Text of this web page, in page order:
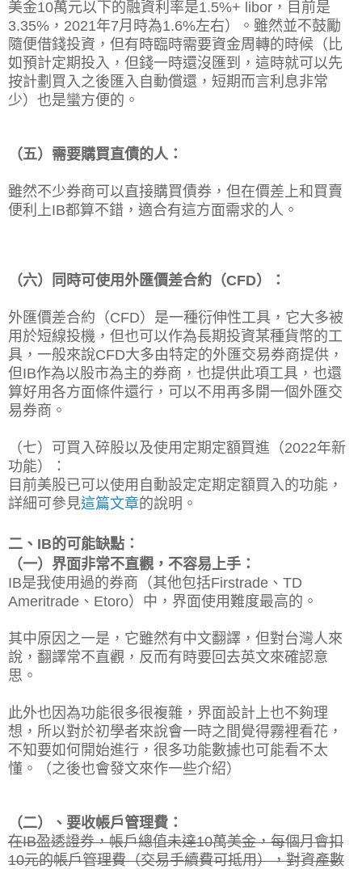
美金10萬元以下的融資利率是1.5%+ libor，目前是
3.35%，2021年7月時為1.6%左右）。雖然並不鼓勵
隨便借錢投資，但有時臨時需要資金周轉的時候（比
如預計定期投入，但錢一時還沒匯到，這時就可以先
按計劃買入之後匯入自動償還，短期而言利息非常
少）也是蠻方便的。
（五）需要購買直債的人：
雖然不少券商可以直接購買債券，但在價差上和買賣
便利上IB都算不錯，適合有這方面需求的人。
（六）同時可使用外匯價差合約（CFD）：
外匯價差合約（CFD）是一種衍伸性工具，它大多被
用於短線投機，但也可以作為長期投資某種貨幣的工
具，一般來說CFD大多由特定的外匯交易券商提供，
但IB作為以股市為主的券商，也提供此項工具，也還
算好用各方面條件還行，可以不用再多開一個外匯交
易券商。
（七）可買入碎股以及使用定期定額買進（2022年新
功能）：
目前美股已可以使用自動設定定期定額買入的功能，
詳細可參見這篇文章的說明。
二、IB的可能缺點：
（一） 界面非常不直觀，不容易上手：
IB是我使用過的券商（其他包括Firstrade、TD
Ameritrade、Etoro）中，界面使用難度最高的。
其中原因之一是，它雖然有中文翻譯，但對台灣人來
說，翻譯常不直觀，反而有時要回去英文來確認意
思。
此外也因為功能很多很複雜，界面設計上也不夠理
想，所以對於初學者來說會一時之間覺得霧裡看花，
不知要如何開始進行，很多功能數據也可能看不太
懂。
（之後也會發文來作一些介紹）
（二）、要收帳戶管理費：
在IB盈透證券，帳戶總值未達10萬美金，每個月會扣
10元的帳戶管理費（交易手續費可抵用），對資產數